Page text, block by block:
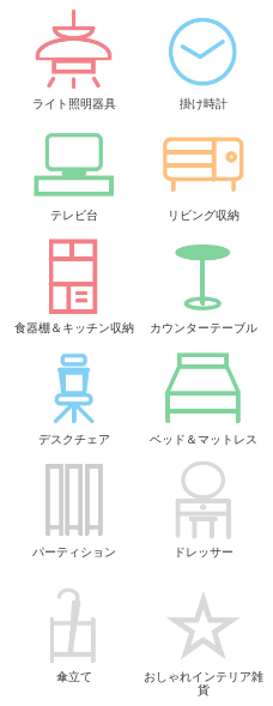
ライト照明器具 掛け時計
テレビ台 リビング収納
食器棚＆キッチン収納 カウンターテーブル
デスクチェア ベッド＆マットレス
パーティション ドレッサー
傘立て
おしゃれインテリア雑
貨